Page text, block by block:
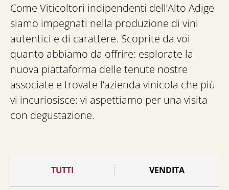
Come Viticoltori indipendenti dell’Alto Adige
siamo impegnati nella produzione di vini
autentici e di carattere. Scoprite da voi
quanto abbiamo da offrire: esplorate la
nuova piattaforma delle tenute nostre
associate e trovate l’azienda vinicola che più
vi incuriosisce: vi aspettiamo per una visita
con degustazione.
TUTTI VENDITA